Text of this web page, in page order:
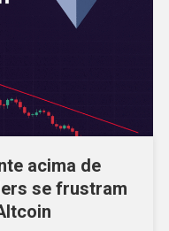
acima de
se frustram